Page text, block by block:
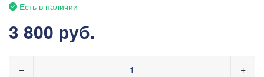
Есть в наличии
3 800 руб.
− +